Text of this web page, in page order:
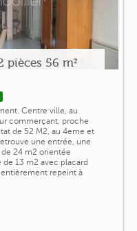
pièces 56 m²
Centre ville, au
commerçant, proche
de 52 M2, au 4eme et
une entrée, une
24 m2 orientée
13 m2 avec placard
repeint à